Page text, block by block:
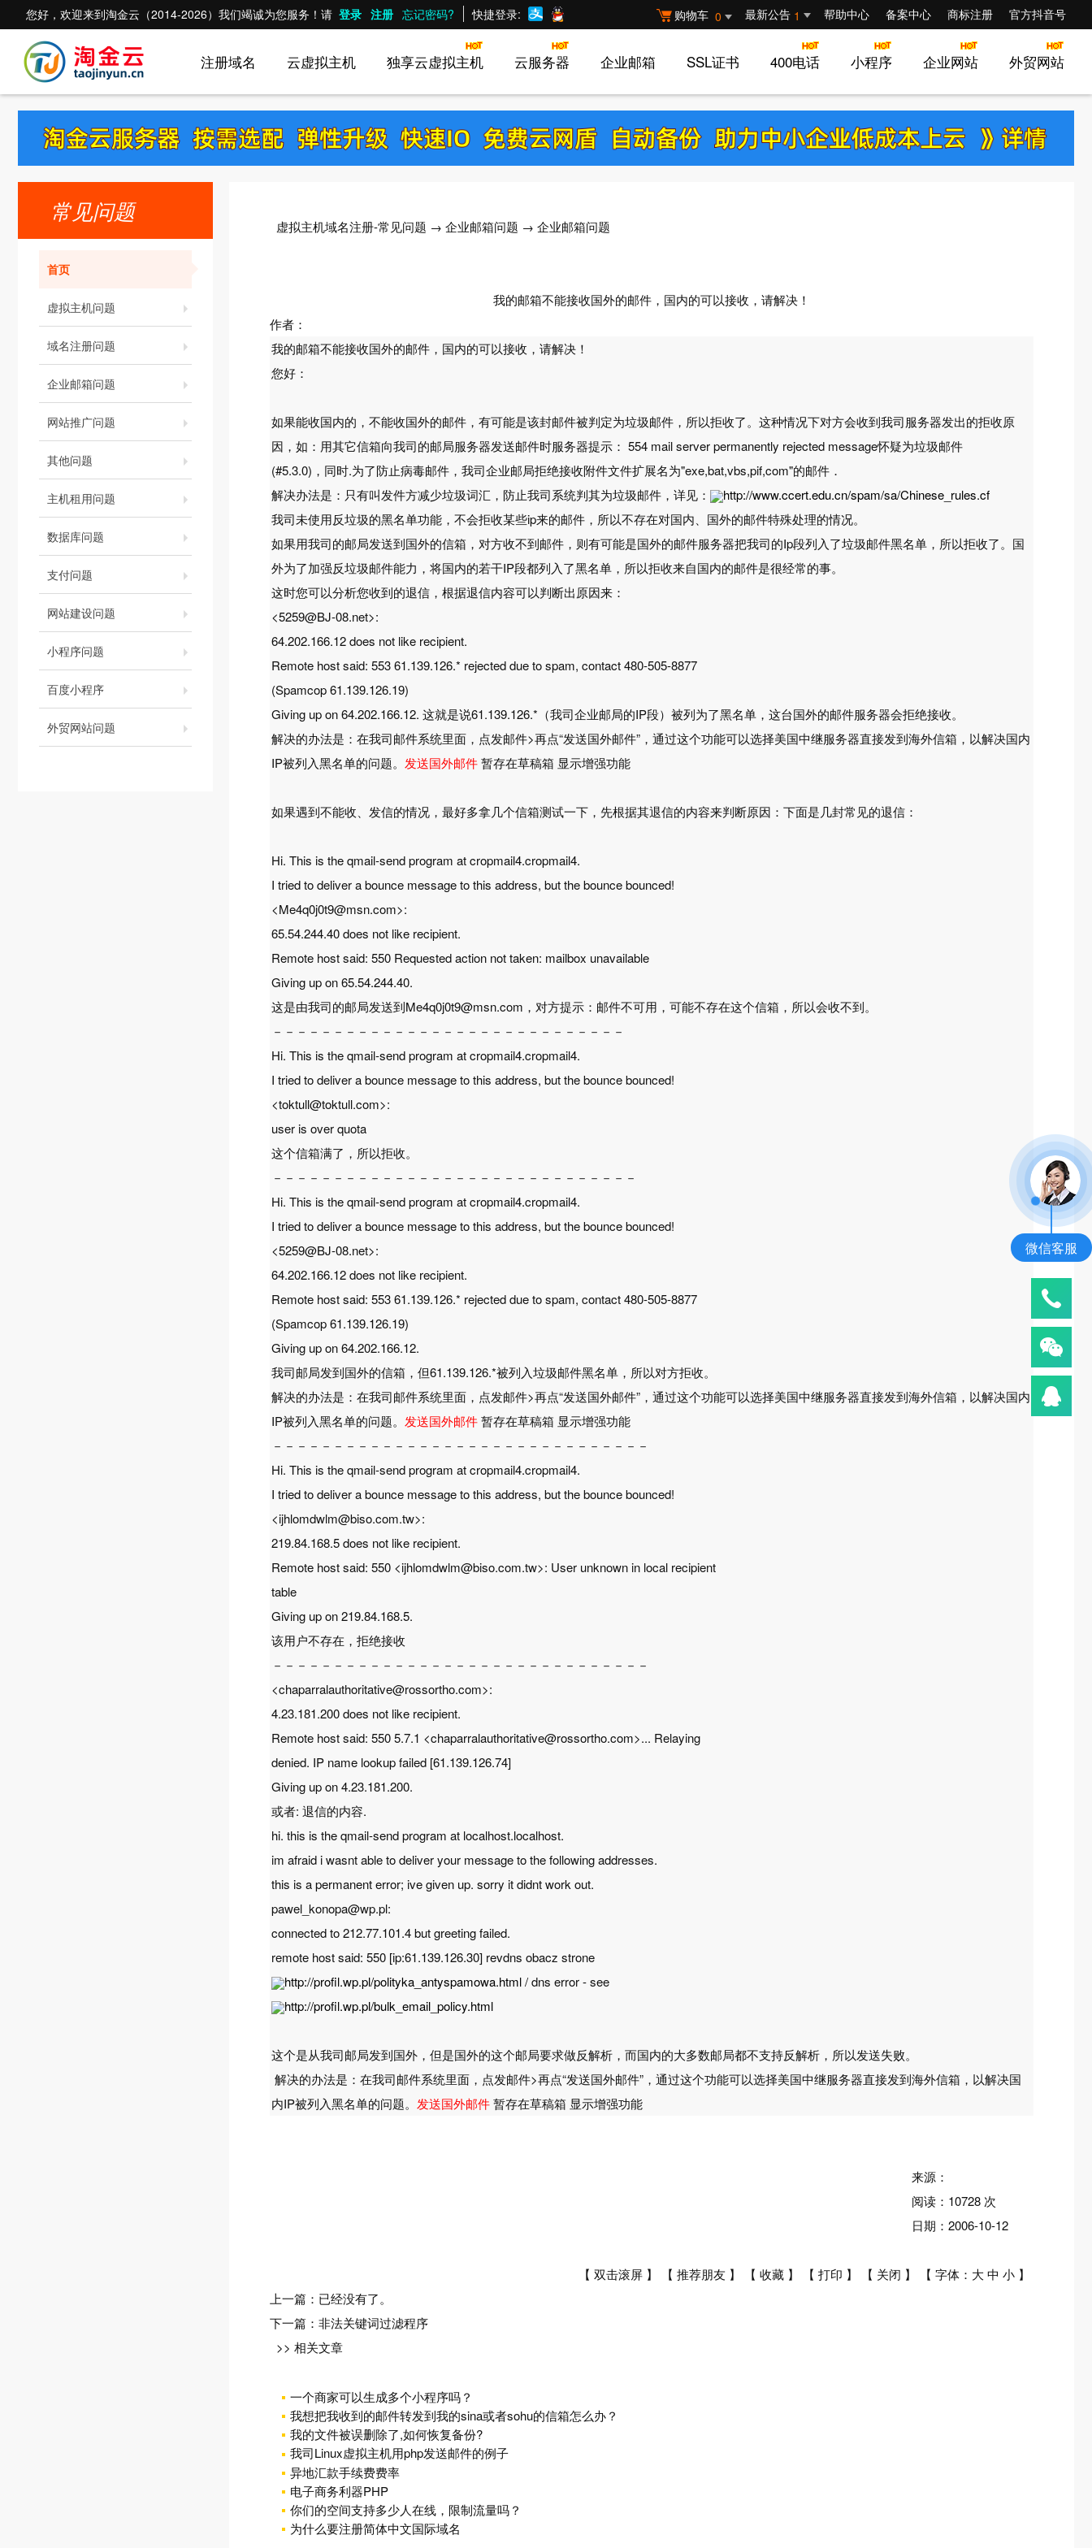
购物车 0 最新公告 1 帮助中心 备案中心 商标注册 官方抖音号
您好，欢迎来到淘金云（2014-2026）我们竭诚为您服务！请 登录 注册 忘记密码? 快捷登录:
外贸网站
企业网站
小程序
400电话
SSL证书
企业邮箱
云服务器
独享云虚拟主机
云虚拟主机
注册域名
首页
常见问题
首页
虚拟主机问题
域名注册问题
企业邮箱问题
网站推广问题
其他问题
主机租用问题
数据库问题
支付问题
网站建设问题
小程序问题
百度小程序
外贸网站问题
虚拟主机域名注册-常见问题 → 企业邮箱问题 → 企业邮箱问题
我的邮箱不能接收国外的邮件，国内的可以接收，请解决！
作者：
我的邮箱不能接收国外的邮件，国内的可以接收，请解决！
您好：
如果能收国内的，不能收国外的邮件，有可能是该封邮件被判定为垃圾邮件，所以拒收了。这种情况下对方会收到我司服务器发出的拒收原
因，如：用其它信箱向我司的邮局服务器发送邮件时服务器提示： 554 mail server permanently rejected message怀疑为垃圾邮件
(#5.3.0)，同时.为了防止病毒邮件，我司企业邮局拒绝接收附件文件扩展名为"exe,bat,vbs,pif,com"的邮件．
解决办法是：只有叫发件方减少垃圾词汇，防止我司系统判其为垃圾邮件，详见：
http://www.ccert.edu.cn/spam/sa/Chinese_rules.cf
我司未使用反垃圾的黑名单功能，不会拒收某些ip来的邮件，所以不存在对国内、国外的邮件特殊处理的情况。
如果用我司的邮局发送到国外的信箱，对方收不到邮件，则有可能是国外的邮件服务器把我司的Ip段列入了垃圾邮件黑名单，所以拒收了。国
外为了加强反垃圾邮件能力，将国内的若干IP段都列入了黑名单，所以拒收来自国内的邮件是很经常的事。
这时您可以分析您收到的退信，根据退信内容可以判断出原因来：
<5259@BJ-08.net>:
64.202.166.12 does not like recipient.
Remote host said: 553 61.139.126.* rejected due to spam, contact 480-505-8877
(Spamcop 61.139.126.19)
Giving up on 64.202.166.12. 这就是说61.139.126.*（我司企业邮局的IP段）被列为了黑名单，这台国外的邮件服务器会拒绝接收。
解决的办法是：在我司邮件系统里面，点发邮件>再点“发送国外邮件”，通过这个功能可以选择美国中继服务器直接发到海外信箱，以解决国内
IP被列入黑名单的问题。 发送国外邮件暂存在草稿箱 显示增强功能
如果遇到不能收、发信的情况，最好多拿几个信箱测试一下，先根据其退信的内容来判断原因：下面是几封常见的退信：
Hi. This is the qmail-send program at cropmail4.cropmail4.
I tried to deliver a bounce message to this address, but the bounce bounced!
<Me4q0j0t9@msn.com>:
65.54.244.40 does not like recipient.
Remote host said: 550 Requested action not taken: mailbox unavailable
Giving up on 65.54.244.40.
这是由我司的邮局发送到Me4q0j0t9@msn.com，对方提示：邮件不可用，可能不存在这个信箱，所以会收不到。
－－－－－－－－－－－－－－－－－－－－－－－－－－－－－
Hi. This is the qmail-send program at cropmail4.cropmail4.
I tried to deliver a bounce message to this address, but the bounce bounced!
<toktull@toktull.com>:
user is over quota
这个信箱满了，所以拒收。
－－－－－－－－－－－－－－－－－－－－－－－－－－－－－－
Hi. This is the qmail-send program at cropmail4.cropmail4.
I tried to deliver a bounce message to this address, but the bounce bounced!
<5259@BJ-08.net>:
64.202.166.12 does not like recipient.
Remote host said: 553 61.139.126.* rejected due to spam, contact 480-505-8877
(Spamcop 61.139.126.19)
Giving up on 64.202.166.12.
我司邮局发到国外的信箱，但61.139.126.*被列入垃圾邮件黑名单，所以对方拒收。
解决的办法是：在我司邮件系统里面，点发邮件>再点“发送国外邮件”，通过这个功能可以选择美国中继服务器直接发到海外信箱，以解决国内
IP被列入黑名单的问题。 发送国外邮件暂存在草稿箱 显示增强功能
－－－－－－－－－－－－－－－－－－－－－－－－－－－－－－－
Hi. This is the qmail-send program at cropmail4.cropmail4.
I tried to deliver a bounce message to this address, but the bounce bounced!
<ijhlomdwlm@biso.com.tw>:
219.84.168.5 does not like recipient.
Remote host said: 550 <ijhlomdwlm@biso.com.tw>: User unknown in local recipient
table
Giving up on 219.84.168.5.
该用户不存在，拒绝接收
－－－－－－－－－－－－－－－－－－－－－－－－－－－－－－－
<chaparralauthoritative@rossortho.com>:
4.23.181.200 does not like recipient.
Remote host said: 550 5.7.1 <chaparralauthoritative@rossortho.com>... Relaying
denied. IP name lookup failed [61.139.126.74]
Giving up on 4.23.181.200.
或者: 退信的内容.
hi. this is the qmail-send program at localhost.localhost.
im afraid i wasnt able to deliver your message to the following addresses.
this is a permanent error; ive given up. sorry it didnt work out.
pawel_konopa@wp.pl:
connected to 212.77.101.4 but greeting failed.
remote host said: 550 [ip:61.139.126.30] revdns obacz strone
http://profil.wp.pl/polityka_antyspamowa.html/ dns error - see
http://profil.wp.pl/bulk_email_policy.html
这个是从我司邮局发到国外，但是国外的这个邮局要求做反解析，而国内的大多数邮局都不支持反解析，所以发送失败。
解决的办法是：在我司邮件系统里面，点发邮件>再点“发送国外邮件”，通过这个功能可以选择美国中继服务器直接发到海外信箱，以解决国
内IP被列入黑名单的问题。 发送国外邮件暂存在草稿箱 显示增强功能
来源：
阅读： 10728 次
日期： 2006-10-12
【 双击滚屏 】 【 推荐朋友 】 【 收藏 】 【 打印 】 【 关闭 】 【 字体： 大中 小 】
上一篇：已经没有了。
下一篇： 非法关键词过滤程序
>> 相关文章
一个商家可以生成多个小程序吗？
我想把我收到的邮件转发到我的sina或者sohu的信箱怎么办？
我的文件被误删除了,如何恢复备份?
我司Linux虚拟主机用php发送邮件的例子
异地汇款手续费费率
电子商务利器PHP
你们的空间支持多少人在线，限制流量吗？
为什么要注册简体中文国际域名
微信客服